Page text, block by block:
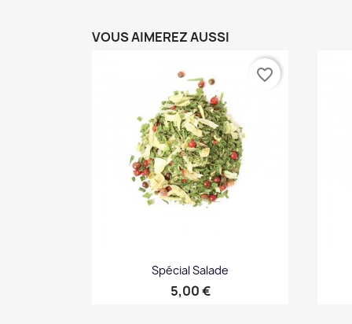
VOUS AIMEREZ AUSSI
Spécial Salade
Prix
5,00 €
favorite_border